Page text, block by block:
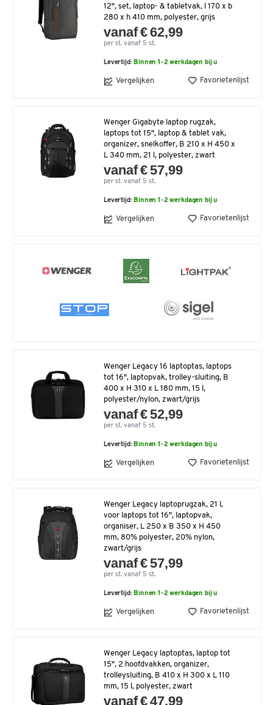
12", set, laptop- & tabletvak, l 170 x b
280 x h 410 mm, polyester, grijs
vanaf € 62,99
per st. vanaf 5 st.
Levertijd: Binnen 1-2 werkdagen bij u
Vergelijken Favorietenlijst
Wenger Gigabyte laptop rugzak,
laptops tot 15", laptop & tablet vak,
organizer, snelkoffer, B 210 x H 450 x
L 340 mm, 21 l, polyester, zwart
vanaf € 57,99
per st. vanaf 5 st.
Levertijd: Binnen 1-2 werkdagen bij u
Vergelijken Favorietenlijst
Wenger Legacy 16 laptoptas, laptops
tot 16", laptopvak, trolley-sluiting, B
400 x H 310 x L 180 mm, 15 l,
polyester/nylon, zwart/grijs
vanaf € 52,99
per st. vanaf 5 st.
Levertijd: Binnen 1-2 werkdagen bij u
Vergelijken Favorietenlijst
Wenger Legacy laptoprugzak, 21 l,
voor laptops tot 16", laptopvak,
organiser, L 250 x B 350 x H 450
mm, 80% polyester, 20% nylon,
zwart/grijs
vanaf € 57,99
per st. vanaf 5 st.
Levertijd: Binnen 1-2 werkdagen bij u
Vergelijken Favorietenlijst
Wenger Legacy laptoptas, laptop tot
15", 2 hoofdvakken, organizer,
trolleysluiting, B 410 x H 300 x L 110
mm, 15 l, polyester, zwart
vanaf € 47,99